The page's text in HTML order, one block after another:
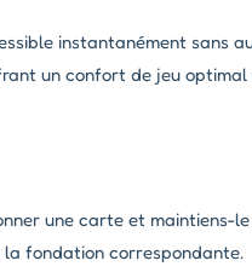
instantanément sans
un confort de jeu
une carte et maintiens-
fondation correspondante.